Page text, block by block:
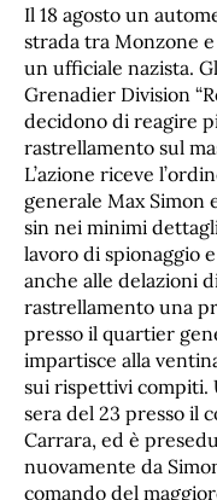
Il 18 agosto un
strada tra Monzone
un ufficiale nazista.
Grenadier Division
decidono di reagire
rastrellamento sul
L’azione riceve
generale Max Simon
sin nei minimi
lavoro di spionaggio
anche alle delazioni
rastrellamento una
presso il quartier
impartisce alla
sui rispettivi compiti.
sera del 23 presso il
Carrara, ed è
nuovamente da
comando del